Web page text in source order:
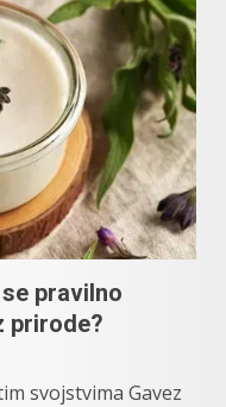
pravilno
prirode?
svojstvima Gavez